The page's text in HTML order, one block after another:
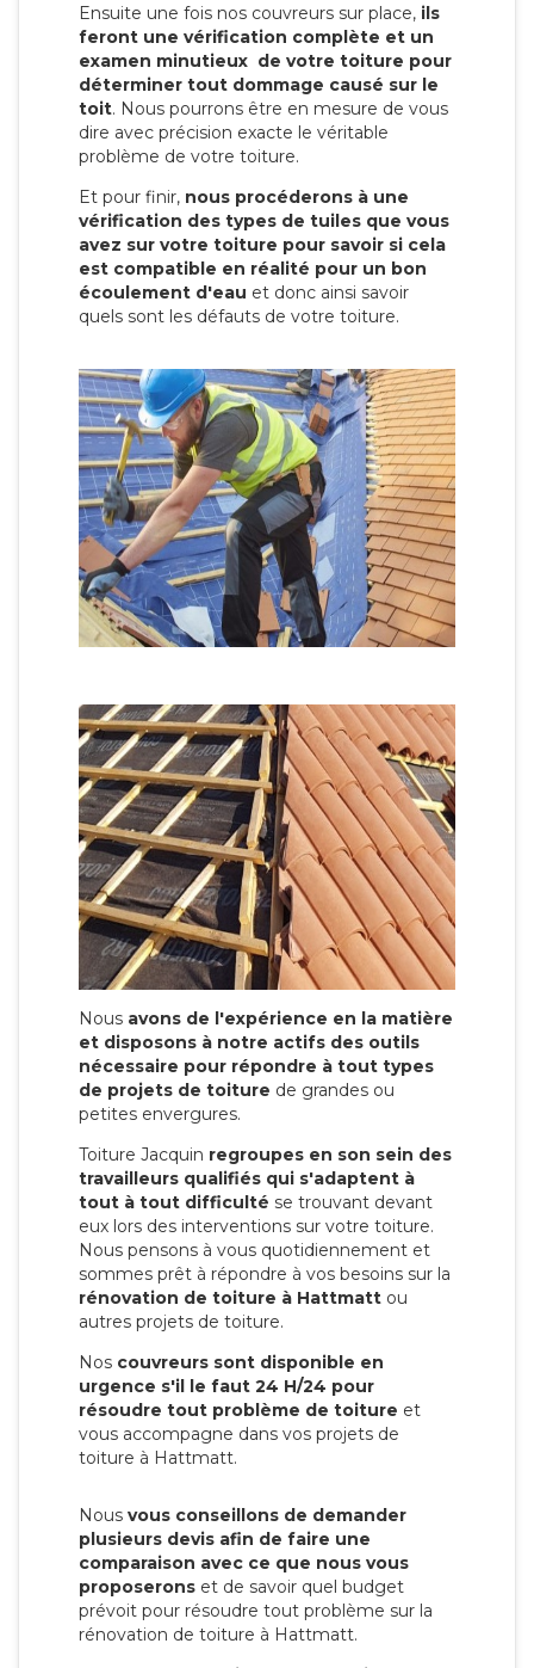
Ensuite une fois nos couvreurs sur place, ils
feront une vérification complète et un
examen minutieux de votre toiture pour
déterminer tout dommage causé sur le
toit. Nous pourrons être en mesure de vous
dire avec précision exacte le véritable
problème de votre toiture.
Et pour finir, nous procéderons à une
vérification des types de tuiles que vous
avez sur votre toiture pour savoir si cela
est compatible en réalité pour un bon
écoulement d'eau et donc ainsi savoir
quels sont les défauts de votre toiture.
Nous avons de l'expérience en la matière
et disposons à notre actifs des outils
nécessaire pour répondre à tout types
de projets de toiture de grandes ou
petites envergures.
Toiture Jacquin regroupes en son sein des
travailleurs qualifiés qui s'adaptent à
tout à tout difficulté se trouvant devant
eux lors des interventions sur votre toiture.
Nous pensons à vous quotidiennement et
sommes prêt à répondre à vos besoins sur la
rénovation de toiture à Hattmatt ou
autres projets de toiture.
Nos couvreurs sont disponible en
urgence s'il le faut 24 H/24 pour
résoudre tout problème de toiture et
vous accompagne dans vos projets de
toiture à Hattmatt.
Nous vous conseillons de demander
plusieurs devis afin de faire une
comparaison avec ce que nous vous
proposerons et de savoir quel budget
prévoit pour résoudre tout problème sur la
rénovation de toiture à Hattmatt.